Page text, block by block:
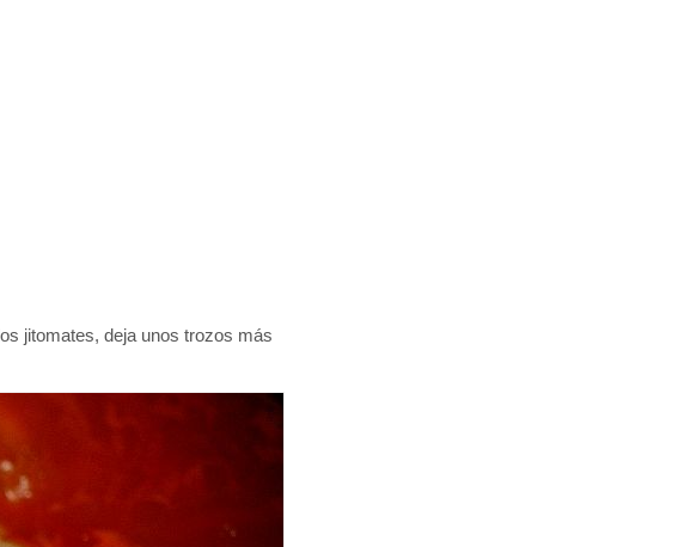
jitomates, deja unos trozos más